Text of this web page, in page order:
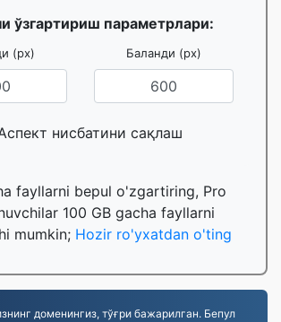
ўзгартириш параметрлари:
(px) Баланди (px)
нисбатини сақлаш
fayllarni bepul o'zgartiring, Pro
100 GB gacha fayllarni
mumkin; Hozir ro'yxatdan o'ting
доменингиз, тўғри бажарилган. Бепул